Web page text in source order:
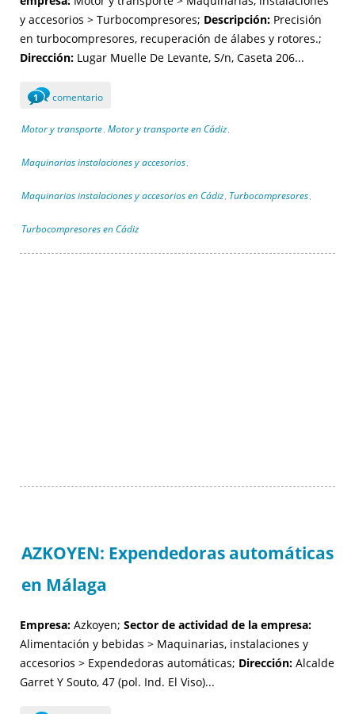
y accesorios > Turbocompresores; Descripción: Precisión
en turbocompresores, recuperación de álabes y rotores.;
Dirección: Lugar Muelle De Levante, S/n, Caseta 206...
1 comentario
Motor y transporte , Motor y transporte en Cádiz ,
Maquinarias instalaciones y accesorios ,
Maquinarias instalaciones y accesorios en Cádiz , Turbocompresores ,
Turbocompresores en Cádiz
AZKOYEN: Expendedoras automáticas
en Málaga
Empresa: Azkoyen; Sector de actividad de la empresa:
Alimentación y bebidas > Maquinarias, instalaciones y
accesorios > Expendedoras automáticas; Dirección: Alcalde
Garret Y Souto, 47 (pol. Ind. El Viso)...